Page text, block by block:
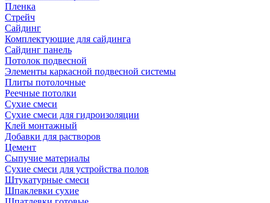
Пленка
Стрейч
Сайдинг
Комплектующие для сайдинга
Сайдинг панель
Потолок подвесной
Элементы каркасной подвесной системы
Плиты потолочные
Реечные потолки
Сухие смеси
Сухие смеси для гидроизоляции
Клей монтажный
Добавки для растворов
Цемент
Сыпучие материалы
Сухие смеси для устройства полов
Штукатурные смеси
Шпаклевки сухие